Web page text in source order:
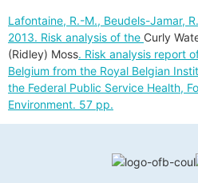
Lafontaine, R.-M., Beudels-Jamar,
2013. Risk analysis of the Curly
(Ridley) Moss. Risk analysis report
Belgium from the Royal Belgian
the Federal Public Service Health,
Environment. 57 pp.